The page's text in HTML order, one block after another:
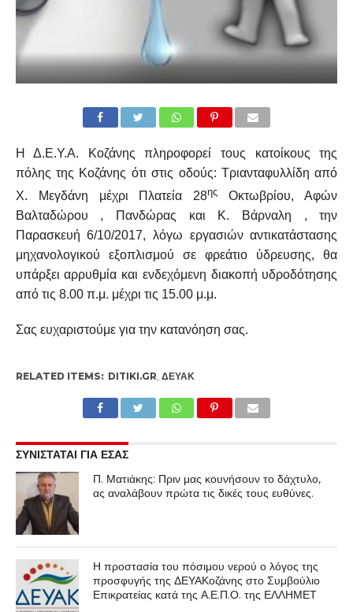
Η Δ.Ε.Υ.Α. Κοζάνης πληροφορεί τους κατοίκους της
πόλης της Κοζάνης ότι στις οδούς: Τριανταφυλλίδη από
Χ. Μεγδάνη μέχρι Πλατεία 28ης Οκτωβρίου, Αφών
Βαλταδώρου , Πανδώρας και Κ. Βάρναλη , την
Παρασκευή 6/10/2017, λόγω εργασιών αντικατάστασης
μηχανολογικού εξοπλισμού σε φρεάτιο ύδρευσης, θα
υπάρξει αρρυθμία και ενδεχόμενη διακοπή υδροδότησης
από τις 8.00 π.μ. μέχρι τις 15.00 μ.μ.
Σας ευχαριστούμε για την κατανόηση σας.
RELATED ITEMS: DITIKI.GR, ΔΕΥΑΚ
ΣΥΝΙΣΤΑΤΑΙ ΓΙΑ ΕΣΑΣ
Π. Ματιάκης: Πριν μας κουνήσουν το δάχτυλο,
ας αναλάβουν πρώτα τις δικές τους ευθύνες.
Η προστασία του πόσιμου νερού ο λόγος της
προσφυγής της ΔΕΥΑΚοζάνης στο Συμβούλιο
Επικρατείας κατά της Α.Ε.Π.Ο. της ΕΛΛΗΜΕΤ